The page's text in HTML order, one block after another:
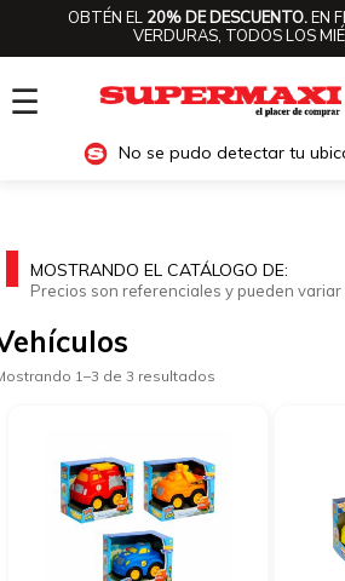
OBTÉN EL 20% DE DESCUENTO.EN
VERDURAS, TODOS LOS
☰
No se pudo detectar tu
MOSTRANDO EL CATÁLOGO DE:
Precios son referenciales y pueden variar
1–3 de 3 resultados